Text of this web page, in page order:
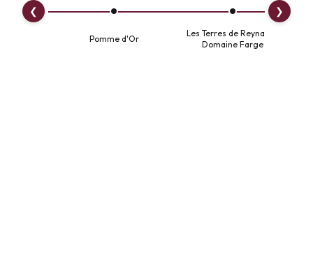
❮
Domaine Farge
Les Vignes de Bagrau en
Provence
❯